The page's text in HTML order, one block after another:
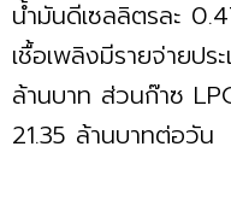
น้ำมันดีเซลลิตรละ
เชื้อเพลิงมีรายจ่ายป
ล้านบาท ส่วนก๊าซ
21.35 ล้านบาทต่อวัน